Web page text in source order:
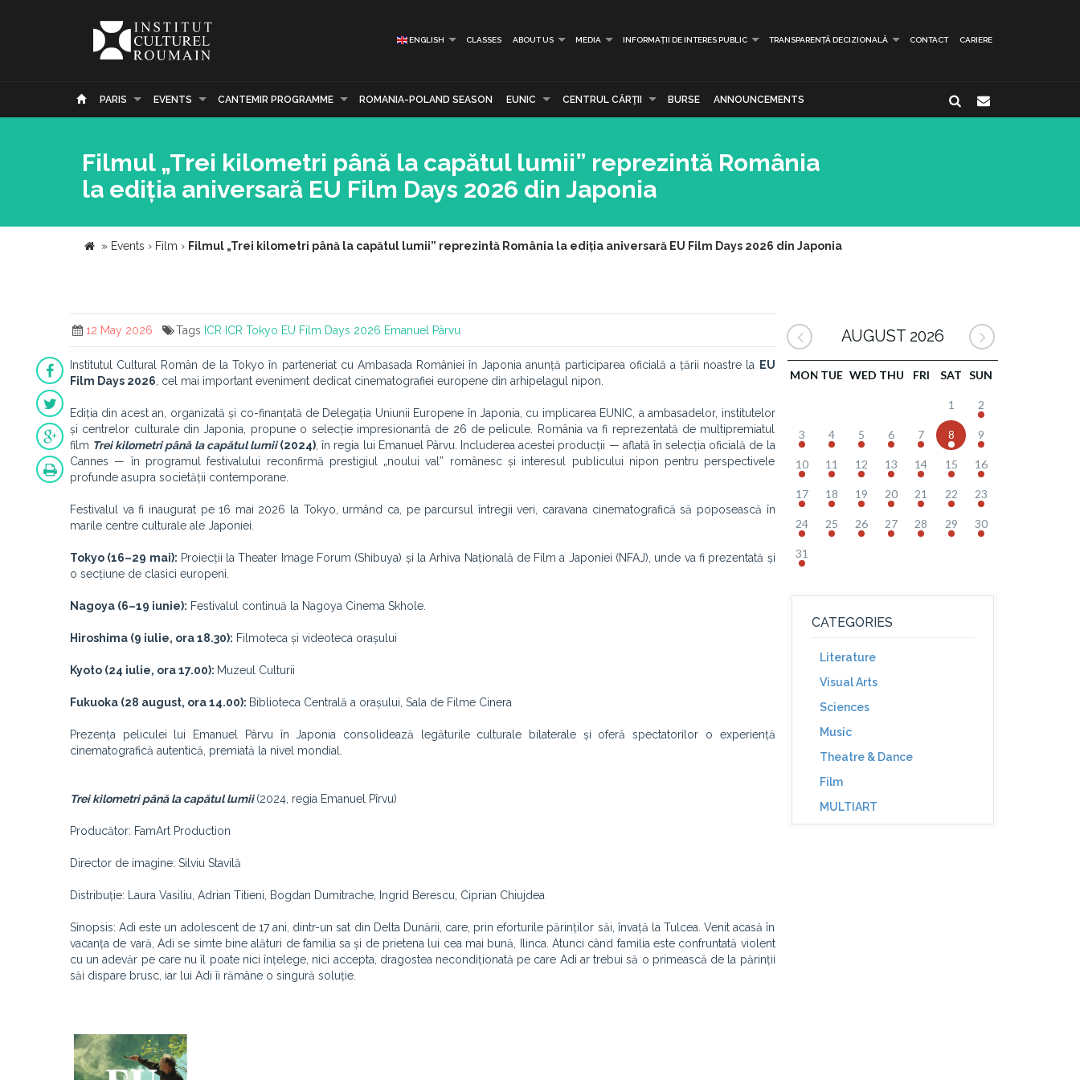
ENGLISH CLASSES ABOUT US MEDIA INFORMAȚII DE INTERES PUBLIC TRANSPARENȚĂ DECIZIONALĂ CONTACT CARIERE
PARIS EVENTS CANTEMIR PROGRAMME ROMANIA-POLAND SEASON EUNIC CENTRUL CĂRŢII BURSE ANNOUNCEMENTS
Filmul „Trei kilometri până la capătul lumii” reprezintă România
la ediția aniversară EU Film Days 2026 din Japonia
» Events › Film › Filmul „Trei kilometri până la capătul lumii” reprezintă România la ediția aniversară EU Film Days 2026 din Japonia
12 May 2026 Tags ICR ICR Tokyo EU Film Days 2026 Emanuel Pârvu
Institutul Cultural Român de la Tokyo în parteneriat cu Ambasada României în Japonia anunță participarea oficială a țării noastre la
EU
Film Days 2026 , cel mai important eveniment dedicat cinematografiei europene din arhipelagul nipon.
Ediția din acest an, organizată și co-finanțată de Delegația Uniunii Europene în Japonia, cu implicarea EUNIC, a ambasadelor, institutelor
și centrelor culturale din Japonia, propune o selecție impresionantă de 26 de pelicule. România va fi reprezentată de multipremiatul
film Trei kilometri până la capătul lumii(2024) , în regia lui Emanuel Pârvu. Includerea acestei producții — aflată în selecția oficială de la
Cannes — în programul festivalului reconfirmă prestigiul „noului val” românesc și interesul publicului nipon pentru perspectivele
profunde asupra societății contemporane.
Festivalul va fi inaugurat pe 16 mai 2026 la Tokyo, urmând ca, pe parcursul întregii veri, caravana cinematografică să poposească în
marile centre culturale ale Japoniei.
Tokyo (16–29 mai): Proiecții la Theater Image Forum (Shibuya) și la Arhiva Națională de Film a Japoniei (NFAJ), unde va fi prezentată și
o secțiune de clasici europeni.
Nagoya (6–19 iunie): Festivalul continuă la Nagoya Cinema Skhole.
Hiroshima (9 iulie, ora 18.30): Filmoteca și videoteca orașului
Kyoto (24 iulie, ora 17.00): Muzeul Culturii
Fukuoka (28 august, ora 14.00): Biblioteca Centrală a orașului, Sala de Filme Cinera
Prezența peliculei lui Emanuel Pârvu în Japonia consolidează legăturile culturale bilaterale și oferă spectatorilor o experiență
cinematografică autentică, premiată la nivel mondial.
Trei kilometri până la capătul lumii(2024, regia Emanuel Pîrvu)
Producător: FamArt Production
Director de imagine: Silviu Stavilă
Distribuție: Laura Vasiliu, Adrian Titieni, Bogdan Dumitrache, Ingrid Berescu, Ciprian Chiujdea
Sinopsis: Adi este un adolescent de 17 ani, dintr-un sat din Delta Dunării, care, prin eforturile părinților săi, învață la Tulcea. Venit acasă în
vacanța de vară, Adi se simte bine alături de familia sa și de prietena lui cea mai bună, Ilinca. Atunci când familia este confruntată violent
cu un adevăr pe care nu îl poate nici înțelege, nici accepta, dragostea necondiționată pe care Adi ar trebui să o primească de la părinții
săi dispare brusc, iar lui Adi îi rămâne o singură soluție.
AUGUST 2026
MON TUE WED THU FRI SAT SUN
1 2
3 4 5 6 7 8 9
10 11 12 13 14 15 16
17 18 19 20 21 22 23
24 25 26 27 28 29 30
31
CATEGORIES
Literature
Visual Arts
Sciences
Music
Theatre & Dance
Film
MULTIART